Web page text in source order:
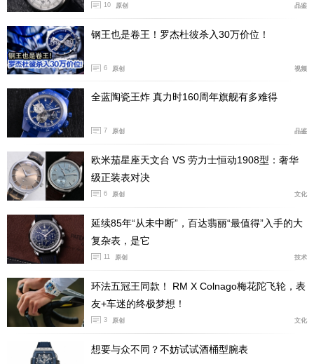
提到Big Bang多彩且大胆的设计，不得不提到其搭载的实
力码表机芯：Unico（摄影@Kyle Kuo）。
当我们谈论到宇舶，我们想到的是Big Bang的大胆造型，
还有多种材质和色彩的融合。但我们可能都忽略了在这个
炫彩的外观下，这枚自制且精实的整合型码表机芯— Uni
co。如果我们长期以只是换壳换色的看法去对待宇舶这样
一个品牌，容易在审美疲劳与厌倦营销手法中，误解了一
个专业的制表品牌为此投入的心血。难道此时讨论宇舶的
机芯与制表技术还是没有必要的吗？于是我决定还是得深
度写一写关于宇舶Unico码表机芯的技术分析。
被低估的Unico码表技术实力
Unico码表机芯发表于2010年，初代称为HUB 1240的Unic
o，作为当时宇舶首款旗舰整合型自制码表机芯，不仅取
代当时宇舶一直使用的通用码表机芯，更在设计与制作技
术上有着前沿的思维与作法。2008年全球金融海啸的震
荡，也影响了钟表行业的整体发展与结构，当时前景一片
看好的制表行业，独立机芯建构工作室雨后春笋般的成
10 原创 品鉴
钢王也是卷王！罗杰杜彼杀入30万价位！
6 原创 视频
全蓝陶瓷王炸 真力时160周年旗舰有多难得
7 原创 品鉴
欧米茄星座天文台 VS 劳力士恒动1908型：奢华
级正装表对决
6 原创 文化
延续85年“从未中断”，百达翡丽“最值得”入手的大
复杂表，是它
11 原创 技术
环法五冠王同款！ RM X Colnago梅花陀飞轮，表
友+车迷的终极梦想！
3 原创 文化
想要与众不同？不妨试试酒桶型腕表